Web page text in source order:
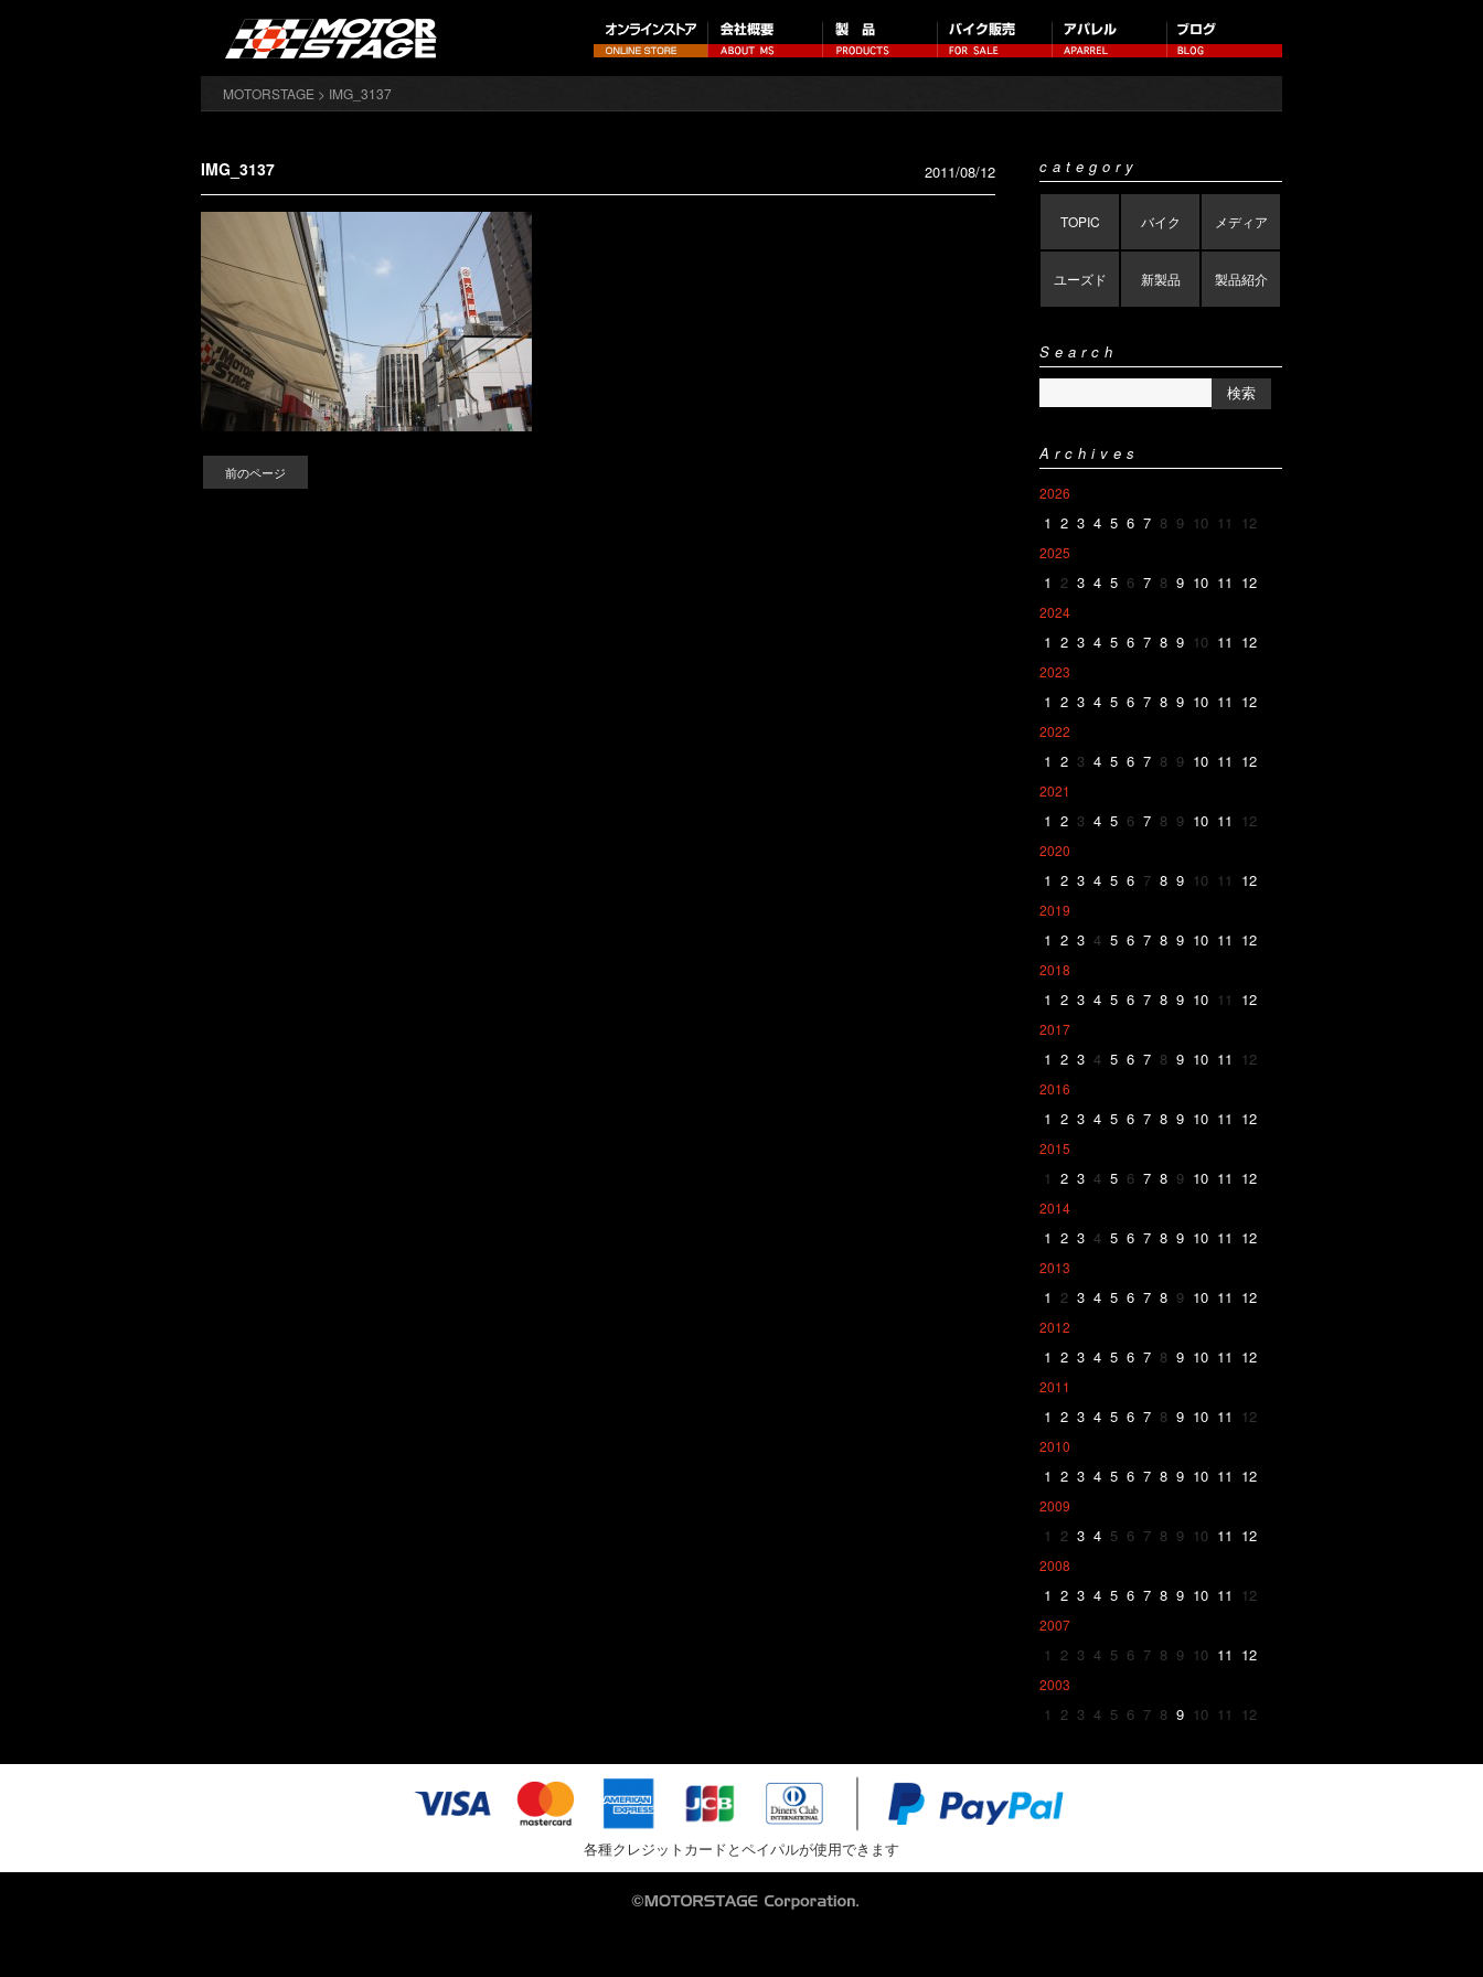
MOTORSTAGE > IMG_3137
IMG_3137 2011/08/12
前のページ
category
TOPIC バイク メディア
ユーズド 新製品 製品紹介
Search
Archives
2026
1 2 3 4 5 6 7 8 9 10 11 12
2025
1 2 3 4 5 6 7 8 9 10 11 12
2024
1 2 3 4 5 6 7 8 9 10 11 12
2023
1 2 3 4 5 6 7 8 9 10 11 12
2022
1 2 3 4 5 6 7 8 9 10 11 12
2021
1 2 3 4 5 6 7 8 9 10 11 12
2020
1 2 3 4 5 6 7 8 9 10 11 12
2019
1 2 3 4 5 6 7 8 9 10 11 12
2018
1 2 3 4 5 6 7 8 9 10 11 12
2017
1 2 3 4 5 6 7 8 9 10 11 12
2016
1 2 3 4 5 6 7 8 9 10 11 12
2015
1 2 3 4 5 6 7 8 9 10 11 12
2014
1 2 3 4 5 6 7 8 9 10 11 12
2013
1 2 3 4 5 6 7 8 9 10 11 12
2012
1 2 3 4 5 6 7 8 9 10 11 12
2011
1 2 3 4 5 6 7 8 9 10 11 12
2010
1 2 3 4 5 6 7 8 9 10 11 12
2009
1 2 3 4 5 6 7 8 9 10 11 12
2008
1 2 3 4 5 6 7 8 9 10 11 12
2007
1 2 3 4 5 6 7 8 9 10 11 12
2003
1 2 3 4 5 6 7 8 9 10 11 12
各種クレジットカードとペイパルが使用できます